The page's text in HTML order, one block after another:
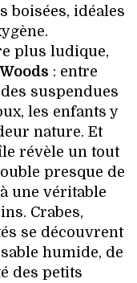
boisées, idéales
plus ludique,
: entre
suspendues
les enfants y
nature. Et
révèle un tout
presque de
une véritable
Crabes,
se découvrent
humide, de
des petits